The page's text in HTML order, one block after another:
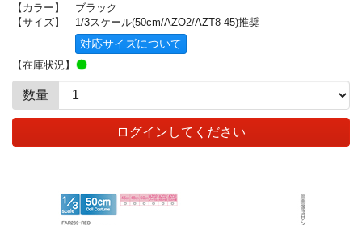
【カラー】
ブラック
【サイズ】
1/3スケール(50cm/AZO2/AZT8-45)推奨
対応サイズについて
【在庫状況】
数量
ログインしてください